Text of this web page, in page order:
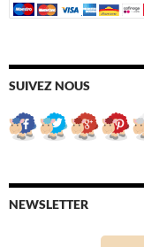
SUIVEZ NOUS
NEWSLETTER